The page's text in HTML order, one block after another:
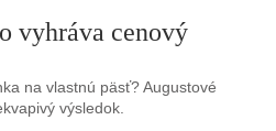
vyhráva cenový
na vlastnú päsť? Augustové
výsledok.